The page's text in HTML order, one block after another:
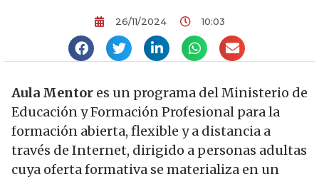
26/11/2024 10:03
Aula Mentor es un programa del Ministerio de
Educación y Formación Profesional para la
formación abierta, flexible y a distancia a
través de Internet, dirigido a personas adultas
cuya oferta formativa se materializa en un